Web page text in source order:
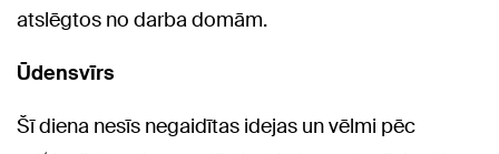
atslēgtos no darba domām.
Ūdensvīrs
Šī diena nesīs negaidītas idejas un vēlmi pēc